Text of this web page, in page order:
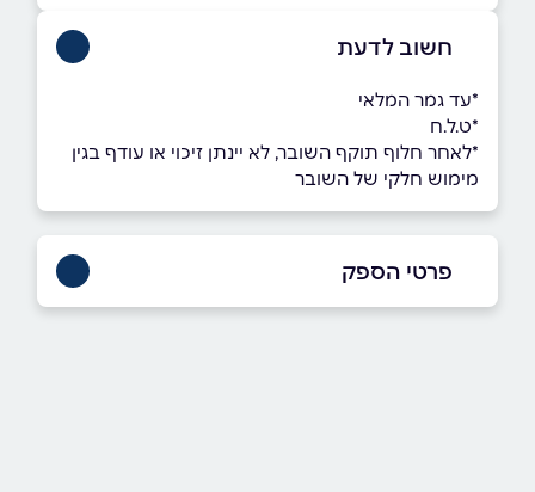
חשוב לדעת
*עד גמר המלאי
*ט.ל.ח
*לאחר חלוף תוקף השובר, לא יינתן זיכוי או עודף בגין
מימוש חלקי של השובר
פרטי הספק